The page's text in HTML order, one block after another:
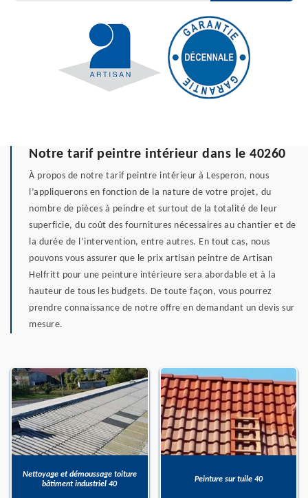
Notre tarif peintre intérieur dans le 40260
À propos de notre tarif peintre intérieur à Lesperon, nous
l’appliquerons en fonction de la nature de votre projet, du
nombre de pièces à peindre et surtout de la totalité de leur
superficie, du coût des fournitures nécessaires au chantier et de
la durée de l’intervention, entre autres. En tout cas, nous
pouvons vous assurer que le prix artisan peintre de Artisan
Helfritt pour une peinture intérieure sera abordable et à la
hauteur de tous les budgets. De toute façon, vous pourrez
prendre connaissance de notre offre en demandant un devis sur
mesure.
Nettoyage et démoussage toiture
bâtiment industriel 40
Peinture sur tuile 40